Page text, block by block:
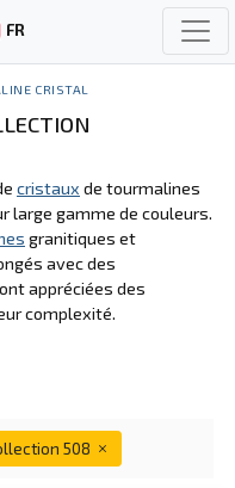
FR
CRISTAL
cristaux de tourmalines
large gamme de couleurs.
granitiques et
avec des
appréciées des
complexité.
508